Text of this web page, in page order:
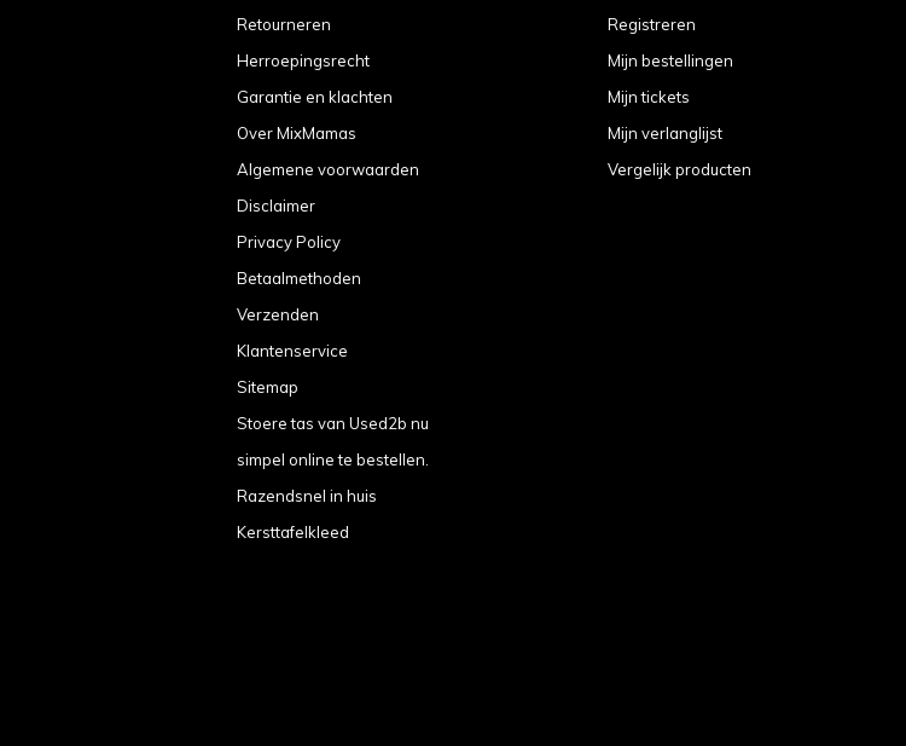
Retourneren
Herroepingsrecht
Garantie en klachten
Over MixMamas
Algemene voorwaarden
Disclaimer
Privacy Policy
Betaalmethoden
Verzenden
Klantenservice
Sitemap
Stoere tas van Used2b nu
simpel online te bestellen.
Razendsnel in huis
Kersttafelkleed
Registreren
Mijn bestellingen
Mijn tickets
Mijn verlanglijst
Vergelijk producten